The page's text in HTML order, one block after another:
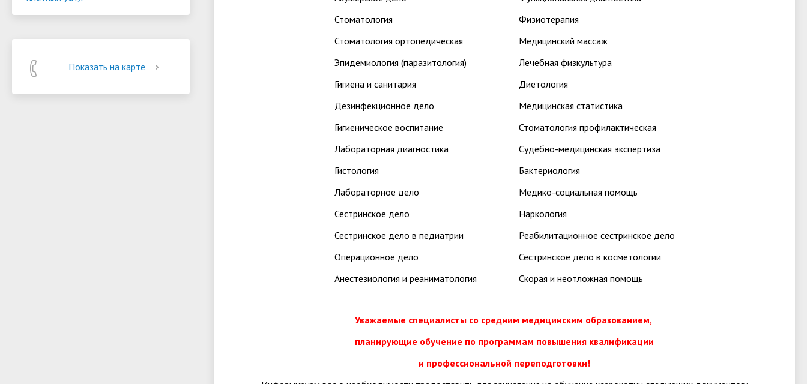
Показать на карте
Стоматология
Стоматология ортопедическая
Эпидемиология (паразитология)
Гигиена и санитария
Дезинфекционное дело
Гигиеническое воспитание
Лабораторная диагностика
Гистология
Лабораторное дело
Сестринское дело
Сестринское дело в педиатрии
Операционное дело
Анестезиология и реаниматология
Физиотерапия
Медицинский массаж
Лечебная физкультура
Диетология
Медицинская статистика
Стоматология профилактическая
Судебно-медицинская экспертиза
Бактериология
Медико-социальная помощь
Наркология
Реабилитационное сестринское дело
Сестринское дело в косметологии
Скорая и неотложная помощь
Уважаемые специалисты со средним медицинским образованием,
планирующие обучение по программам повышения квалификации
и профессиональной переподготовки!